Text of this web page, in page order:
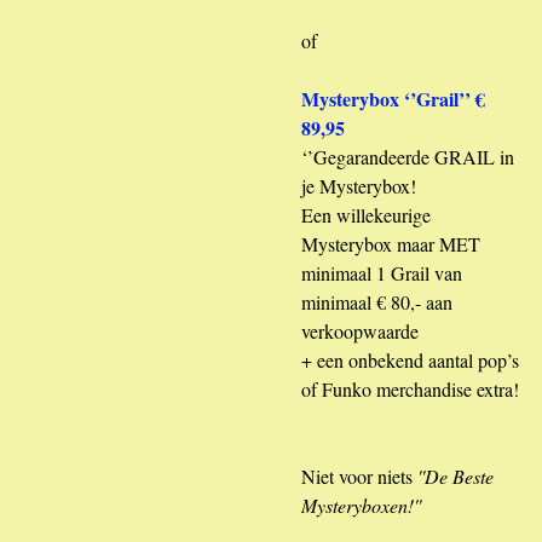
of
Mysterybox ‘’Grail’’ €
89,95
‘’Gegarandeerde GRAIL in
je Mysterybox!
Een willekeurige
Mysterybox maar MET
minimaal 1 Grail van
minimaal € 80,- aan
verkoopwaarde
+ een onbekend aantal pop’s
of Funko merchandise extra!
Niet voor niets ''De Beste
Mysteryboxen!''